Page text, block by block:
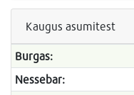
Kaugus asumitest
Burgas:
Nessebar: